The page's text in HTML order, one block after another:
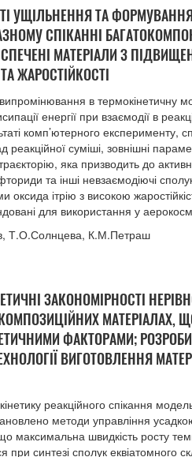
УЩІЛЬНЕННЯ ТА
СПІКАННІ
МАТЕРІАЛИ З
ЖАРОСТІЙКОСТІ
в термокінетичну
енергії при взаємодії в
комп’ютерного експерименту,
суміші, зовнішні
яка призводить до
та інші невзаємодіючі
оксида ітрію з високою
для використання у
Т.О.Солнцева, К.М.Петраш
ЗАКОНОМІРНОСТІ
МАТЕРІАЛАХ,
ФАКТОРАМИ;
ВИГОТОВЛЕННЯ
реакційного спікання
методи управління
максимальна швидкість росту
при синтезі сполук еквіатомного